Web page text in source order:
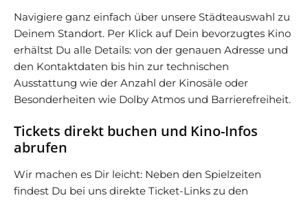
Navigiere ganz einfach über unsere Städteauswahl zu
Deinem Standort. Per Klick auf Dein bevorzugtes Kino
erhältst Du alle Details: von der genauen Adresse und
den Kontaktdaten bis hin zur technischen
Ausstattung wie der Anzahl der Kinosäle oder
Besonderheiten wie Dolby Atmos und Barrierefreiheit.
Tickets direkt buchen und Kino-Infos
abrufen
Wir machen es Dir leicht: Neben den Spielzeiten
findest Du bei uns direkte Ticket-Links zu den